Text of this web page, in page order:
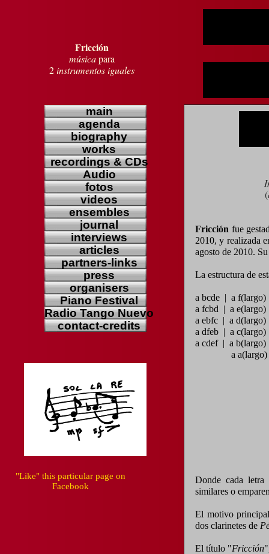
main
agenda
biography
works
recordings & CDs
Audio
fotos
videos
ensembles
journal
interviews
articles
partners-links
press
organisers
Piano Festival
Radio Tango Nuevo
contact-credits
(
"Like" this particular page on
Facebook
Fricción fue
2010, y realizada
agosto de 2010.
La estructura de
a bcde | a f(largo)
a fcbd | a e(largo)
a ebfc | a d(largo)
a dfeb | a c(largo)
a cdef | a b(largo)
a a(largo)
Donde cada
similares o
El motivo
dos clarinetes de
El título "Fricción
Fricción
músicapara
2instrumentos iguales